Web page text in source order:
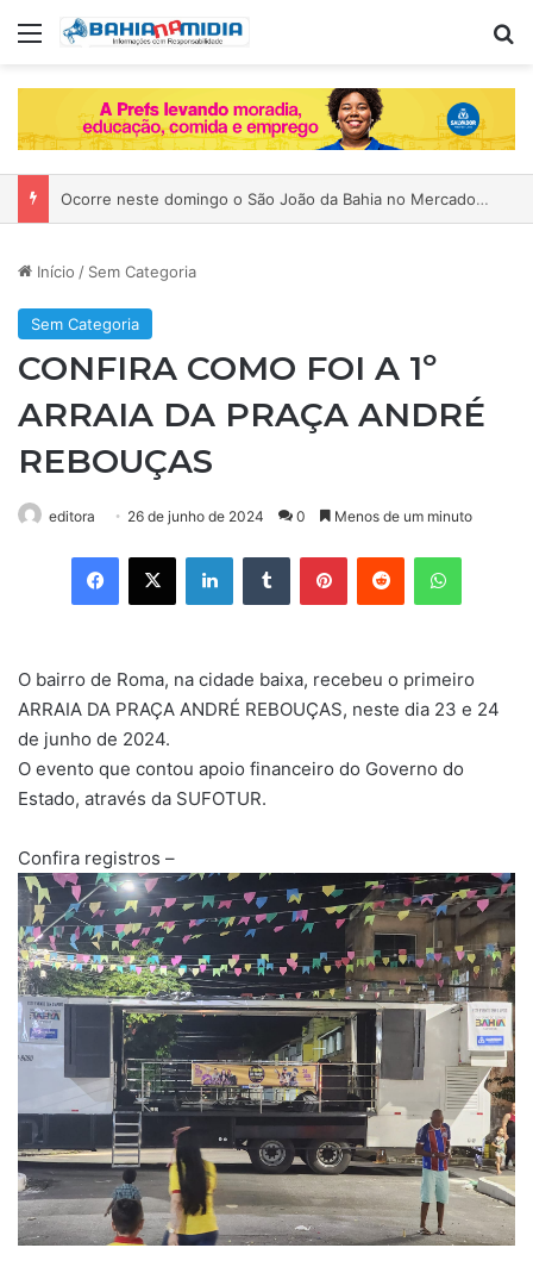
Menu
Servidores municipais de Salvador terão salários antecipados e ponto facultativo no São João; entenda
Início / Sem Categoria
Sem Categoria
CONFIRA COMO FOI A 1º
ARRAIA DA PRAÇA ANDRÉ
REBOUÇAS
editora 26 de junho de 2024 0 Menos de um minuto
O bairro de Roma, na cidade baixa, recebeu o primeiro
ARRAIA DA PRAÇA ANDRÉ REBOUÇAS, neste dia 23 e 24
de junho de 2024.
O evento que contou apoio financeiro do Governo do
Estado, através da SUFOTUR.
Confira registros –